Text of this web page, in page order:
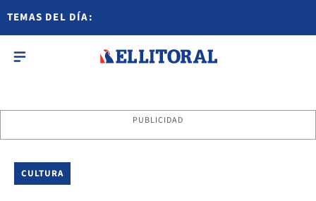
TEMAS DEL DÍA:
PUBLICIDAD
CULTURA